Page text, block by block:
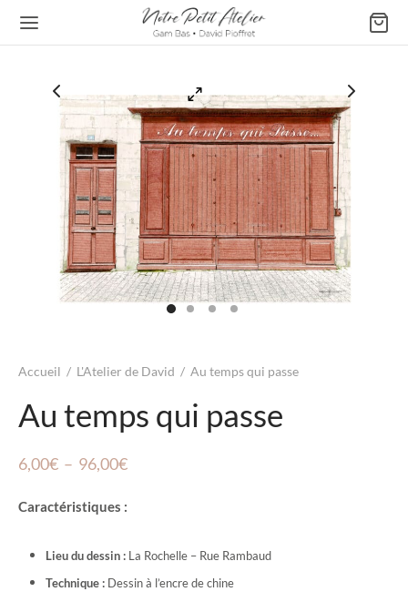
Accueil / L'Atelier de David / Au temps qui passe
Au temps qui passe
6,00€ – 96,00€Plage
Caractéristiques :
Lieu du dessin : La Rochelle – Rue Rambaud
Technique : Dessin à l’encre de chine
DE GAM BAS
& Affiches